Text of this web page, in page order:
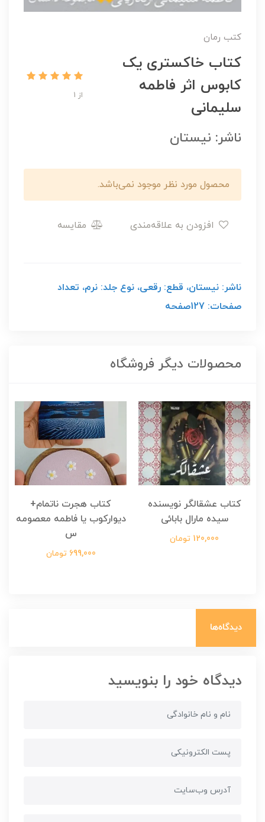
کتب رمان
کتاب خاکستری یک
کابوس اثر فاطمه
سلیمانی
از 1
ناشر: نیستان
محصول مورد نظر موجود نمی‌باشد.
مقایسه
ناشر: نیستان، قطع: رقعی، نوع جلد: نرم، تعداد
صفحات: 127صفحه
محصولات دیگر فروشگاه
کتاب عشقالگر نویسنده
سیده مارال بابائی
120,000 تومان
کتاب هجرت ناتمام+
دیوارکوب یا فاطمه معصومه
س
699,000 تومان
دیدگاه‌ها
دیدگاه خود را بنویسید